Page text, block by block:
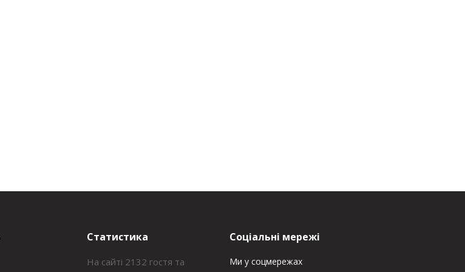
Статистика
На сайті 2132 гостя та
Соціальні мережі
Ми у соцмережах